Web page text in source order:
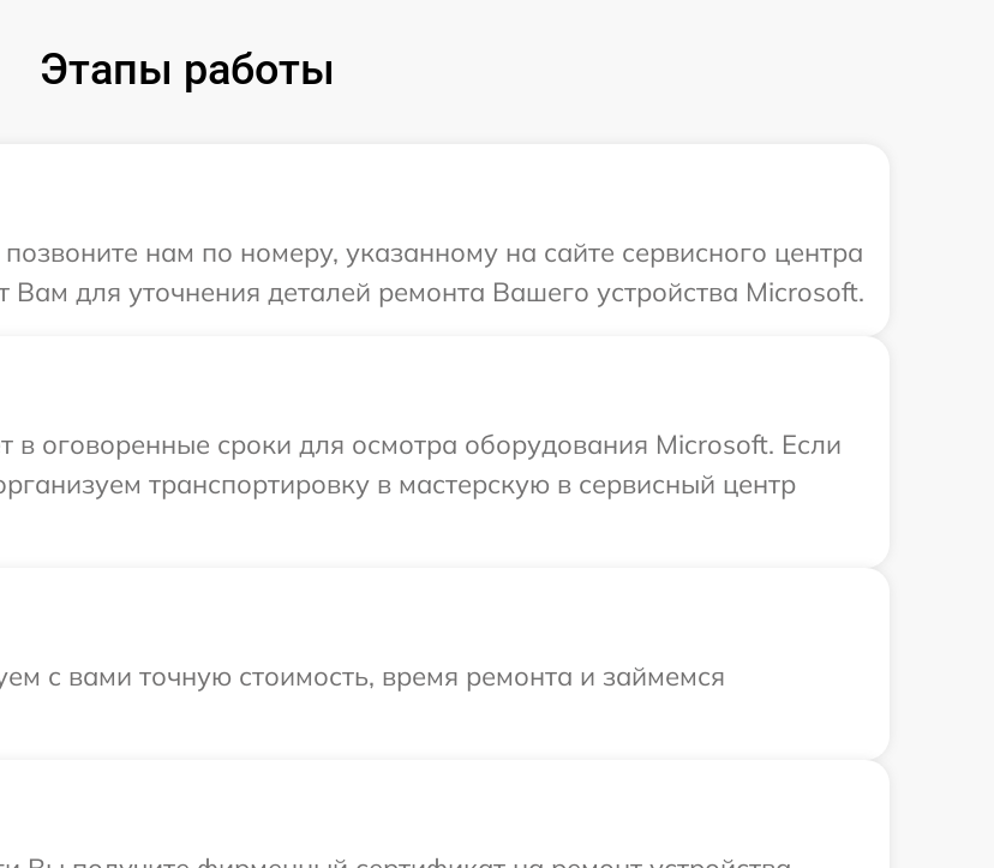
Этапы работы
нам по номеру, указанному на сайте сервисного центра
Вам для уточнения деталей ремонта Вашего устройства Microsoft.
оговоренные сроки для осмотра оборудования Microsoft. Если
транспортировку в мастерскую в сервисный центр
с вами точную стоимость, время ремонта и займемся